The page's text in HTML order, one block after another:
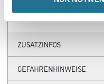
ZUSATZINFOS
GEFAHRENHINWEISE